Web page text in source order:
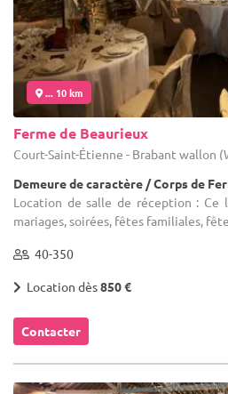
... 10 km
Ferme de Beaurieux
Court-Saint-Étienne - Brabant wallon
Demeure de caractère / Corps de
Location de salle de réception : Ce
mariages, soirées, fêtes familiales,
40-350
Location dès850 €
Contacter